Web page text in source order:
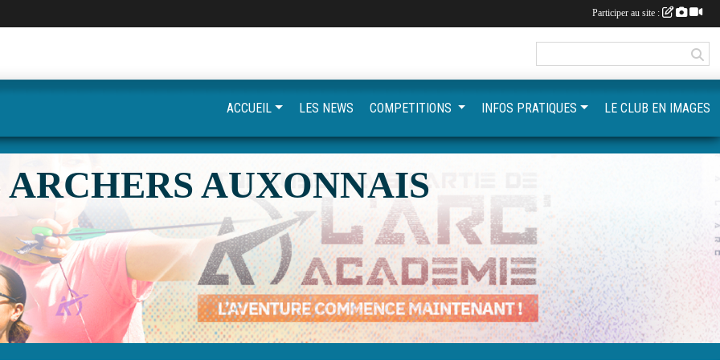
ARCHERS AUXONNAIS
ACCUEIL LES NEWS COMPETITIONS INFOS PRATIQUES LE CLUB EN IMAGES
Participer au site :